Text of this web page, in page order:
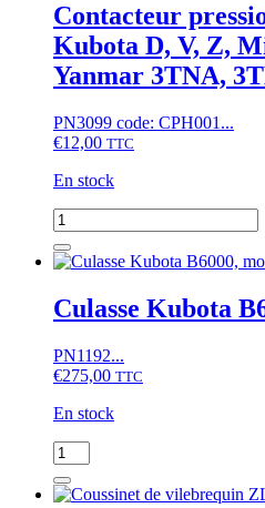
Contacteur
Kubota D, V, Z,
Yanmar 3TNA,
PN3099 code: CPH001...
€12,00 TTC
En stock
quantité
de
Contacteur
d'huile
moteur
D,
V,
Mitsubishi
L,
S,
Yanmar
Culasse Kubota
PN1192...
€275,00 TTC
En stock
quantité
de
Culasse